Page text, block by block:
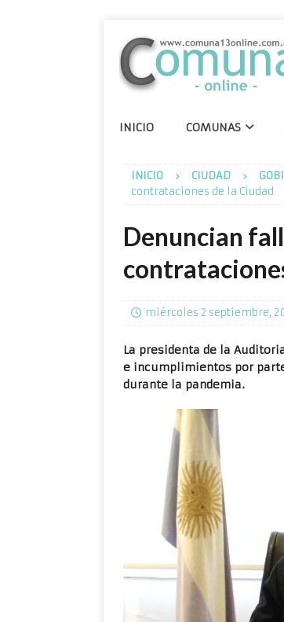
INICIO COMUNAS
INICIO CIUDAD
contrataciones de la Ciudad
Denuncian
miércoles 2 septiembre,
La presidenta de la
e incumplimientos por
durante la pandemia.